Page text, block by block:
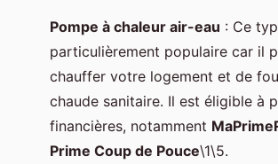
Pompe à chaleur air-eau : Ce
particulièrement populaire car il
chauffer votre logement et de
chaude sanitaire. Il est éligible à
financières, notamment
Prime Coup de Pouce\1\5.